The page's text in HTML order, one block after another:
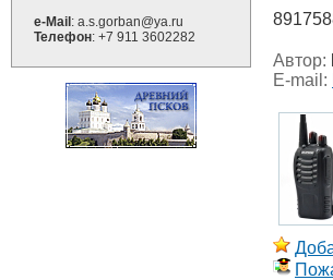
Автор:
E-mail:
e-Mail : a.s.gorban@ya.ru
Телефон: +7 911 3602282